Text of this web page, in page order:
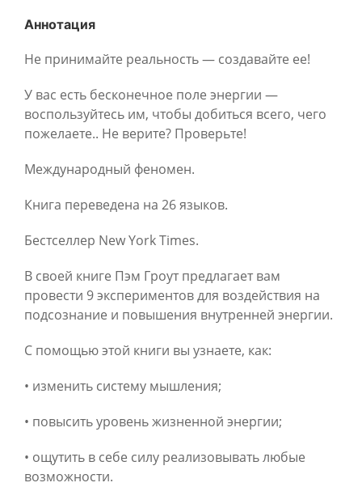
Аннотация
Не принимайте реальность — создавайте ее!
У вас есть бесконечное поле энергии —
воспользуйтесь им, чтобы добиться всего, чего
пожелаете.. Не верите? Проверьте!
Международный феномен.
Книга переведена на 26 языков.
Бестселлер New York Times.
В своей книге Пэм Гроут предлагает вам
провести 9 экспериментов для воздействия на
подсознание и повышения внутренней энергии.
С помощью этой книги вы узнаете, как:
• изменить систему мышления;
• повысить уровень жизненной энергии;
• ощутить в себе силу реализовывать любые
возможности.